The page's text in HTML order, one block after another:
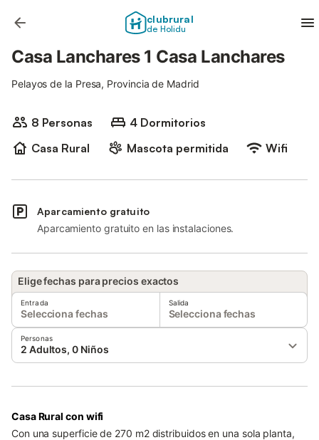
clubrural
de Holidu
Casa Lanchares 1 Casa Lanchares
Pelayos de la Presa, Provincia de Madrid
8 Personas
4 Dormitorios
Casa Rural
Mascota permitida Wifi
Aparcamiento gratuito
Aparcamiento gratuito en las instalaciones.
Elige fechas para precios exactos
Entrada
Selecciona fechas
Salida
Selecciona fechas
Personas
2 Adultos, 0 Niños
Casa Rural con wifi
Con una superficie de 270 m2 distribuidos en una sola planta,